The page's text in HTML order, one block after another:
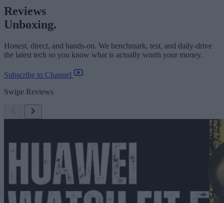
Reviews
Unboxing.
Honest, direct, and hands-on. We benchmark, test, and daily-drive
the latest tech so you know what is actually worth your money.
Subscribe to Channel
Swipe Reviews